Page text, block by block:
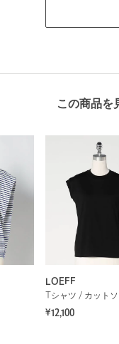
この商品を
LOEFF
Tシャツ / カットソ
¥12,100